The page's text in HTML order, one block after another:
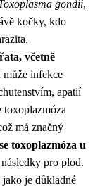
gondii,
kočky, kdo
včetně
infekce
apatií
má značný
toxoplazmóza u
pro plod.
je důkladné